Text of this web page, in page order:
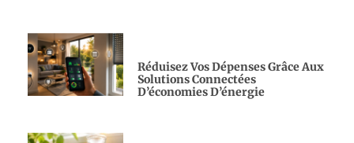
Réduisez Vos Dépenses Grâce Aux
Solutions Connectées
D’économies D’énergie